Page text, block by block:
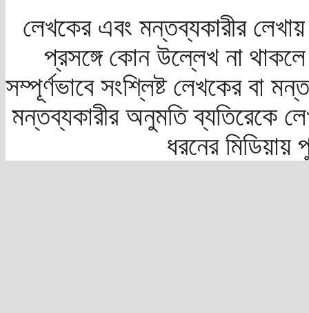
লেখকের এবং মন্তব্যকারীর
প্রসঙ্গে কোন উল্লেখ না
সম্পূর্ণভাবে সংশ্লিষ্ট লেখকের বা
মন্তব্যকারীর অনুমতি ব্যতিরেকে
ধরনের মিডিয়ায়